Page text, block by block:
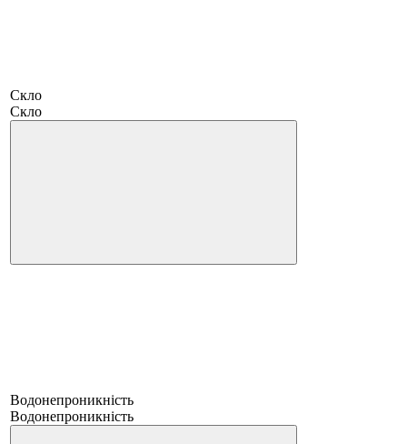
Скло
Скло
Водонепроникність
Водонепроникність